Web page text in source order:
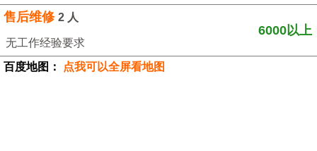
售后维修 2 人
无工作经验要求
6000以上
百度地图： 点我可以全屏看地图